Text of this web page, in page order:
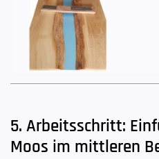
5. Arbeitsschritt:
Moos im mittleren